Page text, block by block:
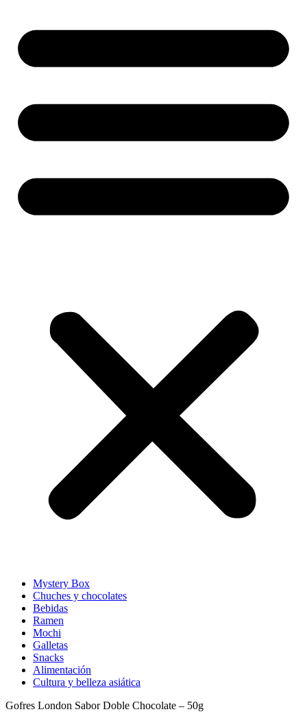
Mystery Box
Chuches y chocolates
Bebidas
Ramen
Mochi
Galletas
Snacks
Alimentación
Cultura y belleza asiática
Gofres London Sabor Doble Chocolate – 50g